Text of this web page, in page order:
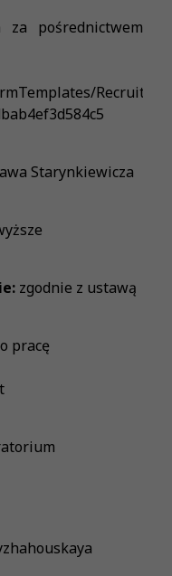
za pośrednictwem
Starynkiewicza
zgodnie z ustawą
pracę